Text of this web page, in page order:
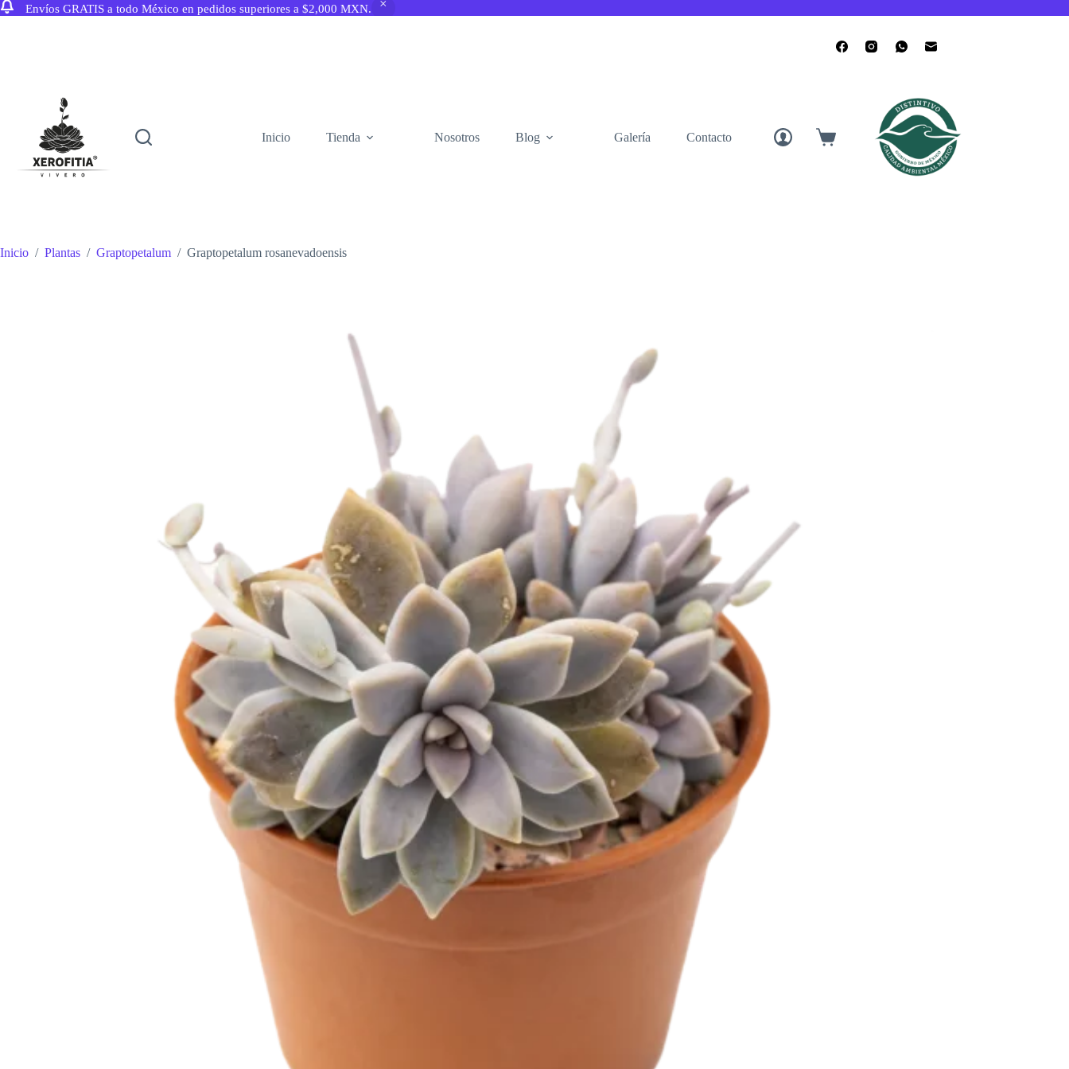
Envíos GRATIS a todo México en pedidos superiores a $2,000 MXN.
Inicio Tienda Nosotros Blog Galería Contacto
Carro
Inicio / Plantas / Graptopetalum / Graptopetalum rosanevadoensis